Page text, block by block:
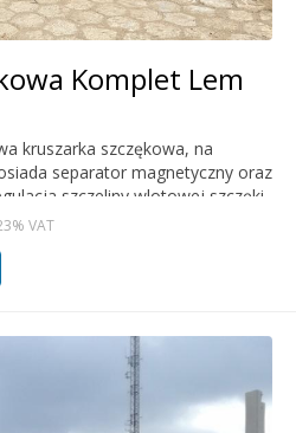
Komplet Lem
kruszarka szczękowa, na
separator magnetyczny oraz
szczeliny wlotowej szczęki,
VAT